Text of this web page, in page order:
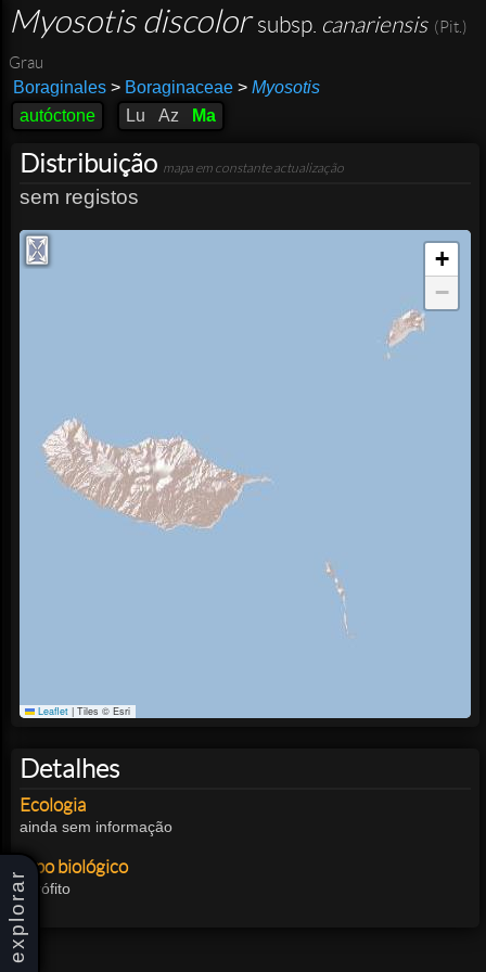
explorar
Myosotis discolorsubsp. canariensis (Pit.)
Grau
Boraginales >Boraginaceae > Myosotis
autóctone
Lu Az Ma
Distribuição mapa em constante actualização
sem registos
+
−
Leaflet | Tiles © Esri
Detalhes
Ecologia
ainda sem informação
Tipo biológico
Terófito